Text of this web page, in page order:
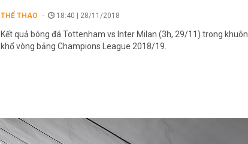
THỂ THAO 18:40 | 28/11/2018
Kết quả bóng đá Tottenham vs Inter Milan (3h, 29/11) trong khuôn
khổ vòng bảng Champions League 2018/19.